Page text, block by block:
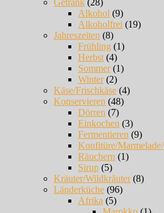
Alkohol (9)
Alkoholfrei (19)
Jahreszeiten (8)
Frühling (1)
Herbst (4)
Sommer(1)
Winter(2)
Käse/Frischkäse (4)
Konservieren (48)
Dörren (7)
Einkochen (3)
Fermentieren (9)
Konfitüre/
Räuchern (1)
Sirup (5)
Kräuter/Wildkräuter(8)
Länderküche (96)
Afrika (5)